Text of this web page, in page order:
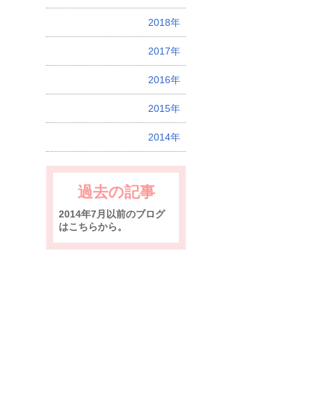
2018年
2017年
2016年
2015年
2014年
過去の記事
2014年7月以前のブログ
はこちらから。